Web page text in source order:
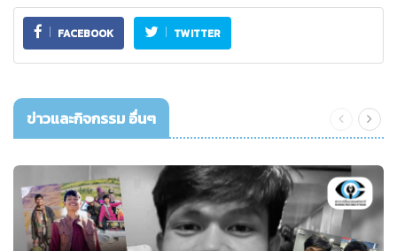
FACEBOOK TWITTER
ข่าวและกิจกรรม อื่นๆ